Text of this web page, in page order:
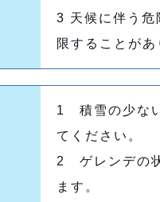
3 天候に伴う危
限することがあ
1 積雪の少な
てください。
2 ゲレンデの
ます。